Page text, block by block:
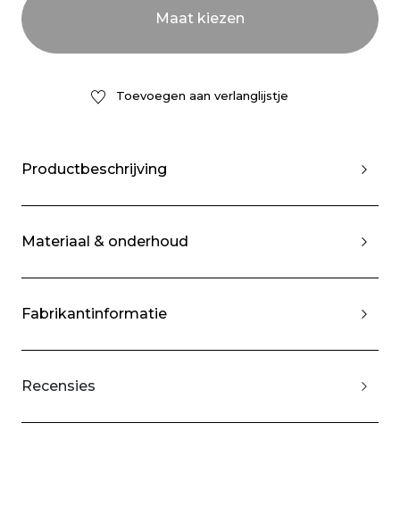
Toevoegen aan verlanglijstje
Productbeschrijving
Materiaal & onderhoud
Fabrikantinformatie
Recensies